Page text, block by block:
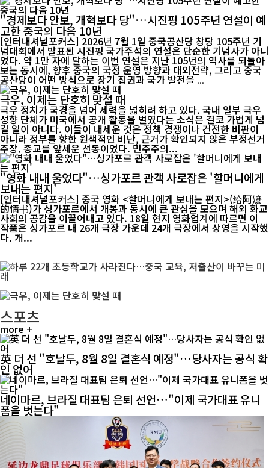
"경제보다 안보, 개혁보다 당"…시진핑 105주년 연설이 예
고한 중국의 다음 10년
[인터내셔널포커스] 2026년 7월 1일 중국공산당 창당 105주년 기
념대회에서 발표된 시진핑 국가주석의 연설은 단순한 기념사가 아니
었다. 약 1만 자에 달하는 이번 연설은 지난 105년의 역사를 되돌아
보는 동시에, 향후 중국의 국정 운영 방향과 대외전략, 그리고 중국
공산당이 어떤 방식으로 장기 집권과 국가 발전을 ...
극우, 이제는 단호히 맞설 때
극우 정치가 국경을 넘어 세력을 넓히려 하고 있다. 국내 일부 극우
성향 단체가 미국에서 공개 활동을 벌였다는 소식은 결코 가볍게 넘
길 일이 아니다. 이들이 내세운 것은 정책 경쟁이나 건전한 비판이
아니라 정부를 향한 원색적인 비난, 근거가 확인되지 않은 부정선거
주장, 종교를 앞세운 선동이었다. 민주주의...
"영화 내내 울었다"…싱가포르 관객 사로잡은 '할머니에게
보내는 편지'
[인터내셔널포커스] 중국 영화 <할머니에게 보내는 편지>(给阿嬷
的情书)가 싱가포르에서 개봉과 동시에 큰 관심을 모으며 해외 화교
사회의 공감을 이끌어내고 있다. 18일 현지 영화업계에 따르면 이
작품은 싱가포르 내 26개 극장 가운데 24개 극장에서 상영을 시작했
다. 개...
스포츠
more +
英 더 선 "호날두, 8월 8일 결혼식 예정"…당사자는 공식 확
인 없어
네이마르, 브라질 대표팀 은퇴 선언…"이제 국가대표 유니
폼을 벗는다"